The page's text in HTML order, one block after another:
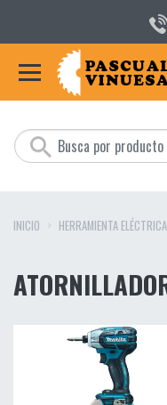
INICIO HERRAMIENTA ELÉCTRICA